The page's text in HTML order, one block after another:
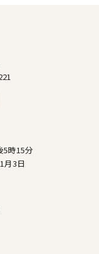
時15分
月3日